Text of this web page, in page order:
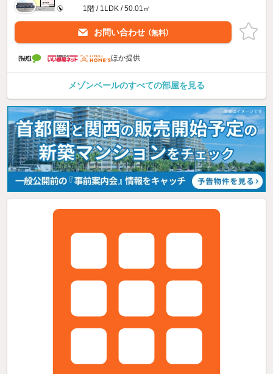
1階 / 1LDK / 50.01㎡
お問い合わせ （無料）
ほか提供
メゾンベールのすべての部屋を見る